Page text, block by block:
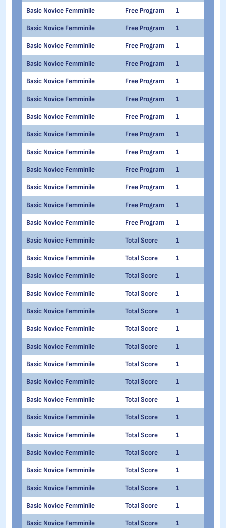
Basic Novice Femminile Free Program 1
Basic Novice Femminile Free Program 1
Basic Novice Femminile Free Program 1
Basic Novice Femminile Free Program 1
Basic Novice Femminile Free Program 1
Basic Novice Femminile Free Program 1
Basic Novice Femminile Free Program 1
Basic Novice Femminile Free Program 1
Basic Novice Femminile Free Program 1
Basic Novice Femminile Free Program 1
Basic Novice Femminile Free Program 1
Basic Novice Femminile Free Program 1
Basic Novice Femminile Free Program 1
Basic Novice Femminile Total Score 1
Basic Novice Femminile Total Score 1
Basic Novice Femminile Total Score 1
Basic Novice Femminile Total Score 1
Basic Novice Femminile Total Score 1
Basic Novice Femminile Total Score 1
Basic Novice Femminile Total Score 1
Basic Novice Femminile Total Score 1
Basic Novice Femminile Total Score 1
Basic Novice Femminile Total Score 1
Basic Novice Femminile Total Score 1
Basic Novice Femminile Total Score 1
Basic Novice Femminile Total Score 1
Basic Novice Femminile Total Score 1
Basic Novice Femminile Total Score 1
Basic Novice Femminile Total Score 1
Basic Novice Femminile Total Score 1